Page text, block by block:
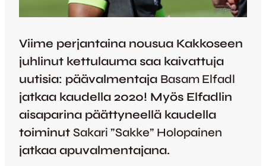
Viime perjantaina nousua Kakkoseen
juhlinut kettulauma saa kaivattuja
uutisia: päävalmentaja Basam Elfadl
jatkaa kaudella 2020! Myös Elfadlin
aisaparina päättyneellä kaudella
toiminut Sakari ”Sakke” Holopainen
jatkaa apuvalmentajana.